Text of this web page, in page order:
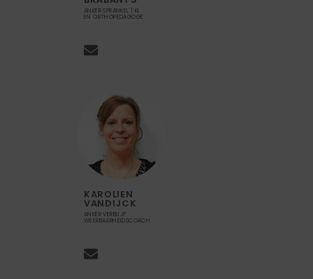
ANKER SPRANKEL 1 KL
EN ORTHOPEDAGOGE
KAROLIEN
VANDIJCK
ANKER VERBLIJF
WEERBAARHEIDSCOACH